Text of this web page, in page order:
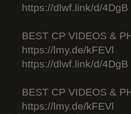
https://dlwf.link/d/4DgB
BEST CP VIDEOS &
https://lmy.de/kFEVl
https://dlwf.link/d/4DgB
BEST CP VIDEOS &
https://lmy.de/kFEVl